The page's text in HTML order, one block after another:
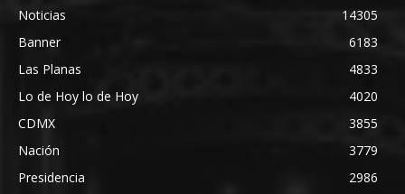
Noticias
14305
Banner
6183
Las Planas
4833
Lo de Hoy lo de Hoy
4020
CDMX
3855
Nación
3779
Presidencia
2986